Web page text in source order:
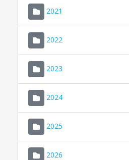
2021
2022
2023
2024
2025
2026